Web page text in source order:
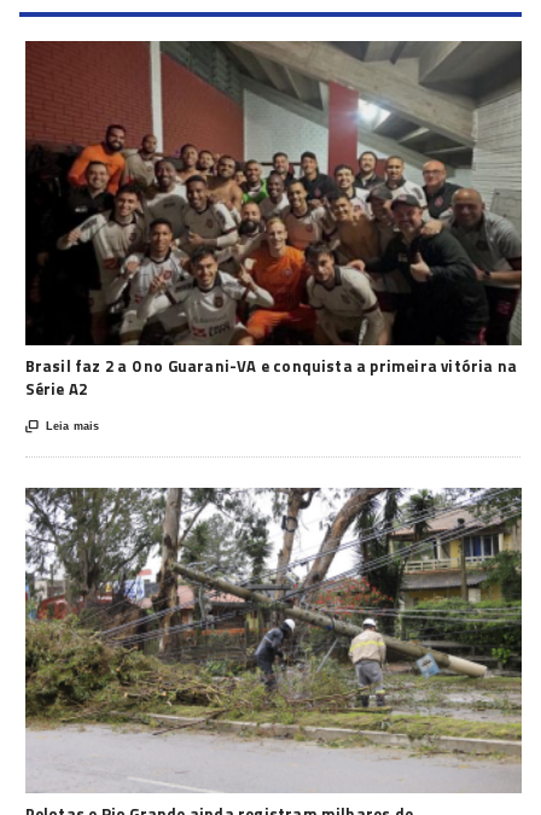
Brasil faz 2 a 0 no Guarani-VA e conquista a primeira vitória na
Série A2
 Leia mais